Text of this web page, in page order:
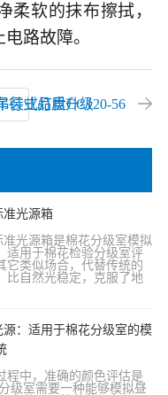
柔软的抹布擦拭，
路故障。
行业品质升级
装式灯盘CC120-56
准光源箱
准光源箱是棉花分级室模拟
适用于棉花检验分级室评
它类似场合，代替传统的
比自然光稳定，克服了地
源：适用于棉花分级室的模
程中，准确的颜色评估是
级室需要一种能够模拟昼